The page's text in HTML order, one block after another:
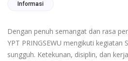
Informasi
Dengan penuh semangat dan rasa
YPT PRINGSEWU mengikuti kegiatan
sungguh. Ketekunan, disiplin, dan